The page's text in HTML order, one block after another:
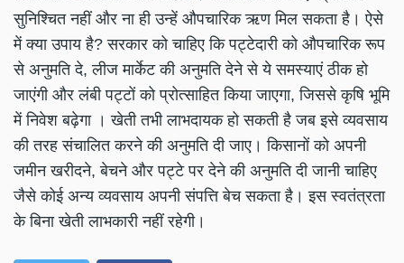
सुनिश्चित नहीं और ना ही उन्हें औपचारिक ऋण मिल सकता है। ऐसे
में क्या उपाय है? सरकार को चाहिए कि पट्टेदारी को औपचारिक रूप
से अनुमति दे, लीज मार्केट की अनुमति देने से ये समस्याएं ठीक हो
जाएंगी और लंबी पट्टों को प्रोत्साहित किया जाएगा, जिससे कृषि भूमि
में निवेश बढ़ेगा । खेती तभी लाभदायक हो सकती है जब इसे व्यवसाय
की तरह संचालित करने की अनुमति दी जाए। किसानों को अपनी
जमीन खरीदने, बेचने और पट्टे पर देने की अनुमति दी जानी चाहिए
जैसे कोई अन्य व्यवसाय अपनी संपत्ति बेच सकता है। इस स्वतंत्रता
के बिना खेती लाभकारी नहीं रहेगी।